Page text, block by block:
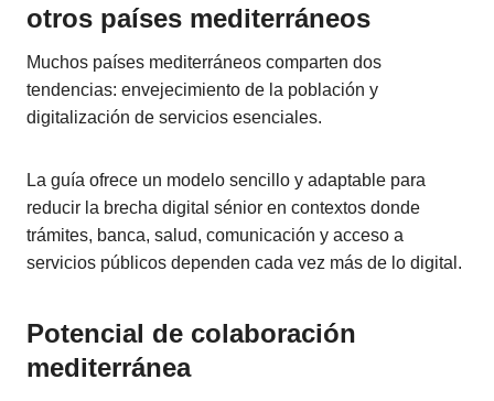
otros países mediterráneos
Muchos países mediterráneos comparten dos
tendencias: envejecimiento de la población y
digitalización de servicios esenciales.
La guía ofrece un modelo sencillo y adaptable para
reducir la brecha digital sénior en contextos donde
trámites, banca, salud, comunicación y acceso a
servicios públicos dependen cada vez más de lo digital.
Potencial de colaboración
mediterránea